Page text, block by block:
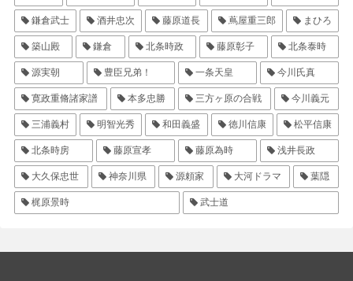
鎌倉武士 酒井忠次 藤原道長 蔦屋重三郎 まひろ
築山殿 鎌倉 北条時政 藤原彰子 北条泰時
源実朝 豊臣兄弟！ 一条天皇 今川氏真
寛政重脩諸家譜 本多忠勝 三方ヶ原の合戦 今川義元
三浦義村 明智光秀 和田義盛 徳川信康 松平信康
北条時房 藤原宣孝 藤原為時 浅井長政
大久保忠世 神奈川県 源頼家 大河ドラマ 葉隠
梶原景時 武士道